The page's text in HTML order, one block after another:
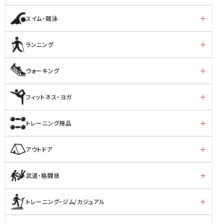
スイム・競泳
ランニング
ウォーキング
フィットネス・ヨガ
トレーニング用品
アウトドア
武道・格闘技
トレーニング・ジム/カジュアル